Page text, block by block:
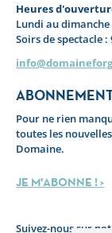
Heures
Lundi au dimanche
Soirs de spectacle :
Pour ne rien
toutes les
Domaine.
JE M'ABONNE ! >
Suivez-nous sur